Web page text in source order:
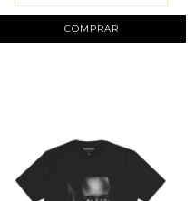
COMPRAR